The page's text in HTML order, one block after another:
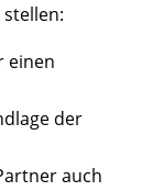
einen
der
auch